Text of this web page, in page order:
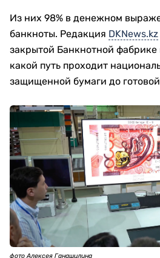
Из них 98% в денежном
банкноты. Редакция DKNews.kz
закрытой Банкнотной фабрике
какой путь проходит
защищенной бумаги до
фото Алексея Ганашилина